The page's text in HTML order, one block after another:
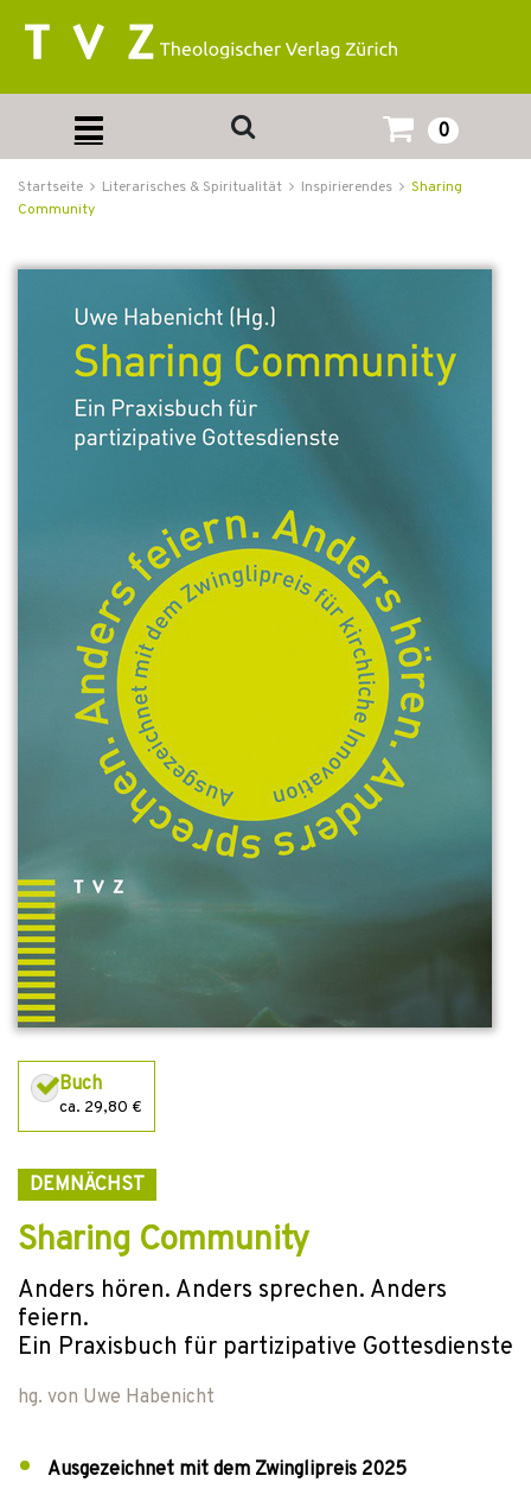
0
Startseite Literarisches & Spiritualität Inspirierendes
Sharing
Community
Buch
ca. 29,80 €
DEMNÄCHST
Sharing Community
Anders hören. Anders sprechen. Anders
feiern.
Ein Praxisbuch für partizipative Gottesdienste
hg. von Uwe Habenicht
Ausgezeichnet mit dem Zwinglipreis 2025